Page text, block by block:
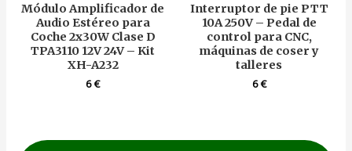
Módulo Amplificador de
Audio Estéreo para
Coche 2x30W Clase D
TPA3110 12V 24V – Kit
XH-A232
6€
Interruptor de pie PTT
10A 250V – Pedal de
control para CNC,
máquinas de coser y
talleres
6€